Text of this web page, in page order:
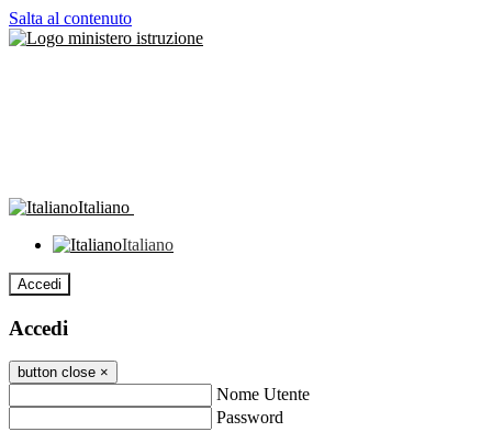
Salta al contenuto
Italiano
Italiano
Accedi
Accedi
button close ×
Nome Utente
Password